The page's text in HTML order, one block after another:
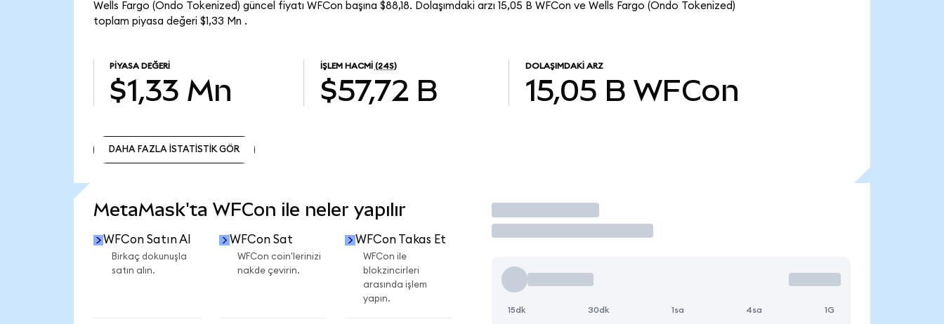
Wells Fargo (Ondo Tokenized) güncel fiyatı WFCon başına $88,18. Dolaşımdaki arzı 15,05 B WFCon ve Wells Fargo (Ondo Tokenized)
toplam piyasa değeri $1,33 Mn .
PIYASA DEĞERI
$1,33 Mn
İŞLEM HACMI (24S)
$57,72 B
DOLAŞIMDAKI ARZ
15,05 B WFCon
DAHA FAZLA İSTATİSTİK GÖR
MetaMask'ta WFCon ile neler yapılır
WFCon Satın Al
Birkaç dokunuşla
satın alın.
WFCon Sat
WFCon coin'lerinizi
nakde çevirin.
WFCon Takas Et
WFCon ile
blokzincirleri
arasında işlem
yapın.
İşlem Yap
15dk 30dk 1sa 4sa 1G